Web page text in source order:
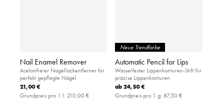
Nail Enamel Remover
Acetonfreier Nagellackentferner für
perfekt gepflegte Nägel
21,00 €
Grundpreis pro 1 l: 210,00 €
Neue Trendfarbe
Automatic Pencil for Lips
Wasserfester Lippenkonturen-Stift für
präzise Lippenkonturen
ab24,50 €
Grundpreis pro 1 g: 87,50 €